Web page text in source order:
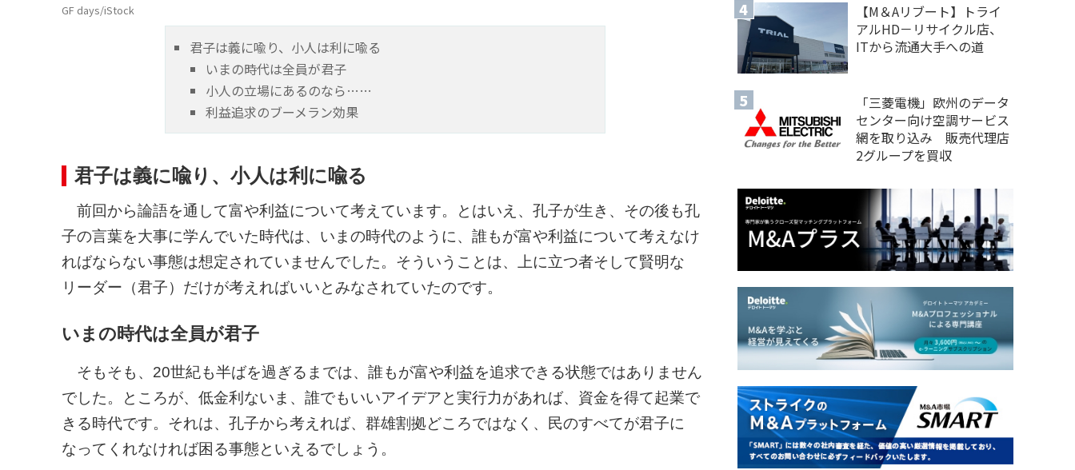
GF days/iStock
君子は義に喩り、小人は利に喩る
いまの時代は全員が君子
小人の立場にあるのなら……
利益追求のブーメラン効果
君子は義に喩り、小人は利に喩る
前回から論語を通して富や利益について考えています。とはいえ、孔子が生き、その後も孔
子の言葉を大事に学んでいた時代は、いまの時代のように、誰もが富や利益について考えなけ
ればならない事態は想定されていませんでした。そういうことは、上に立つ者そして賢明な
リーダー（君子）だけが考えればいいとみなされていたのです。
いまの時代は全員が君子
そもそも、20世紀も半ばを過ぎるまでは、誰もが富や利益を追求できる状態ではありません
でした。ところが、低金利ないま、誰でもいいアイデアと実行力があれば、資金を得て起業で
きる時代です。それは、孔子から考えれば、群雄割拠どころではなく、民のすべてが君子に
なってくれなければ困る事態といえるでしょう。
【M＆Aリブート】トライ
アルHD－リサイクル店、
ITから流通大手への道
「三菱電機」欧州のデータ
センター向け空調サービス
網を取り込み 販売代理店
2グループを買収